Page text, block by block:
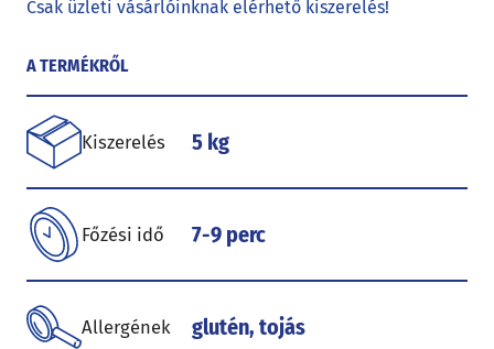
Csak üzleti vásárlóinknak elérhető kiszerelés!
A TERMÉKRŐL
Kiszerelés 5 kg
Főzési idő 7-9 perc
Allergének glutén, tojás